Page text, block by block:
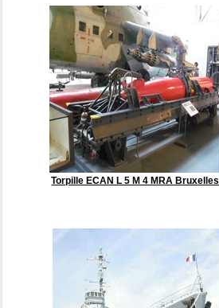
Torpille ECAN L 5 M 4 MRA Bruxelles